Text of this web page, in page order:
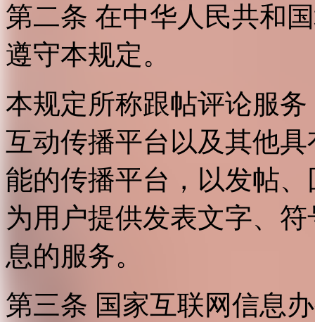
第二条 在中华人民共和
遵守本规定。
本规定所称跟帖评论服
互动传播平台以及其他
能的传播平台，以发帖
为用户提供发表文字、
息的服务。
第三条 国家互联网信息